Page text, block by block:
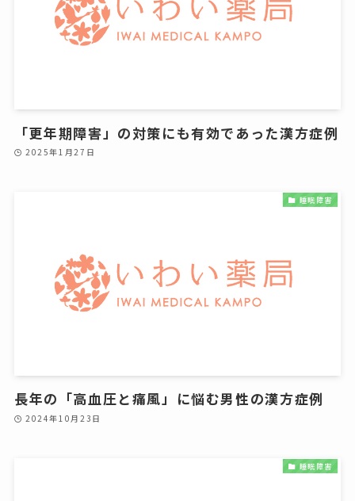
「更年期障害」の対策にも有効であった漢方症例
2025年1月27日
睡眠障害
長年の「高血圧と痛風」に悩む男性の漢方症例
2024年10月23日
睡眠障害